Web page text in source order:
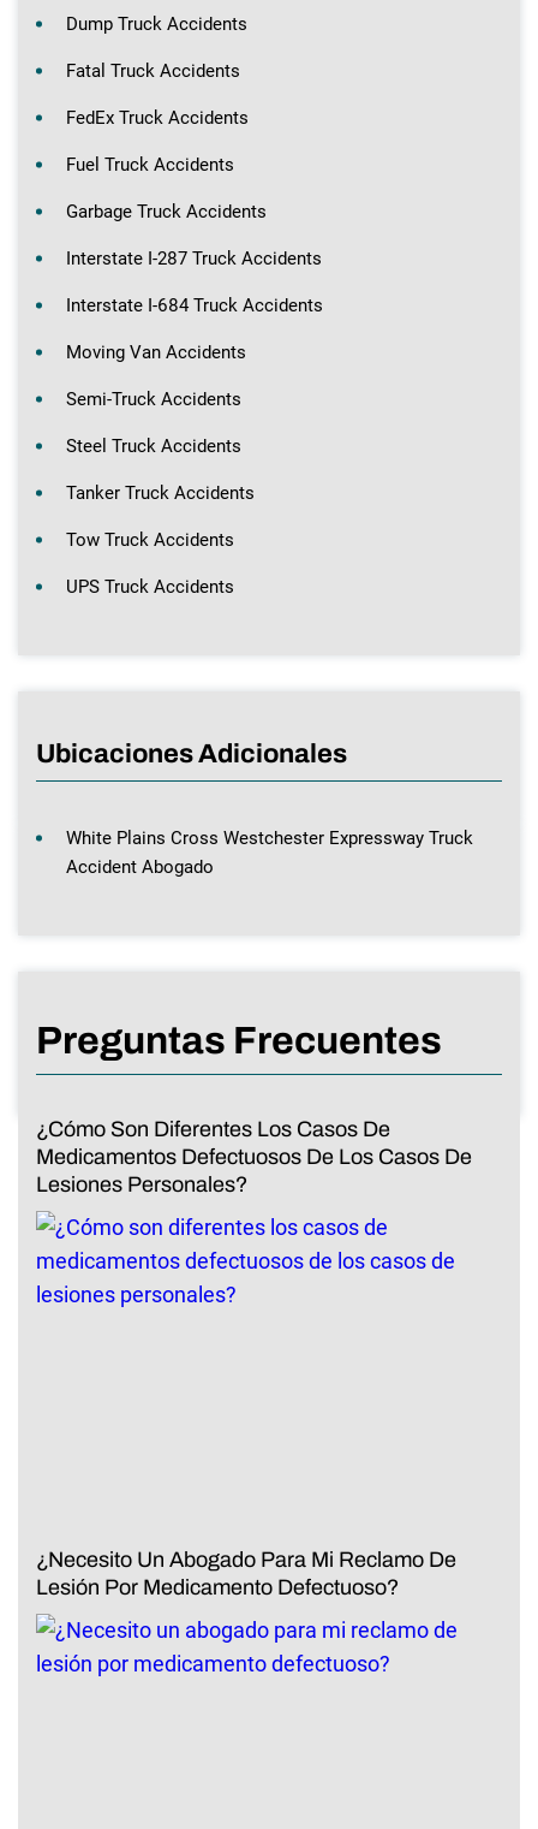
Dump Truck Accidents
Fatal Truck Accidents
FedEx Truck Accidents
Fuel Truck Accidents
Garbage Truck Accidents
Interstate I-287 Truck Accidents
Interstate I-684 Truck Accidents
Moving Van Accidents
Semi-Truck Accidents
Steel Truck Accidents
Tanker Truck Accidents
Tow Truck Accidents
UPS Truck Accidents
Ubicaciones Adicionales
White Plains Cross Westchester Expressway Truck
Accident Abogado
Preguntas Frecuentes
¿Cómo Son Diferentes Los Casos De
Medicamentos Defectuosos De Los Casos De
Lesiones Personales?
¿Necesito Un Abogado Para Mi Reclamo De
Lesión Por Medicamento Defectuoso?